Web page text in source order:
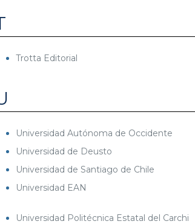
Trotta Editorial
Universidad Autónoma de Occidente
Universidad de Deusto
Universidad de Santiago de Chile
Universidad EAN
Universidad Politécnica Estatal del Carchi